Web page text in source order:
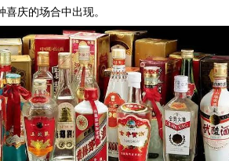
庆的场合中出现。